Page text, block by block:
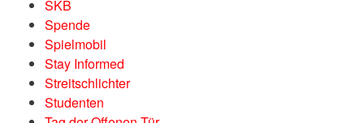
SKB
Spende
Spielmobil
Stay Informed
Streitschlichter
Studenten